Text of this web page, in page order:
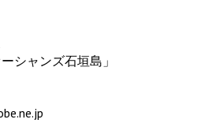
シャンズ石垣島」